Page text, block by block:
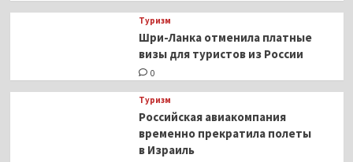
Туризм
Шри-Ланка отменила платные
визы для туристов из России
0
Туризм
Российская авиакомпания
временно прекратила полеты
в Израиль